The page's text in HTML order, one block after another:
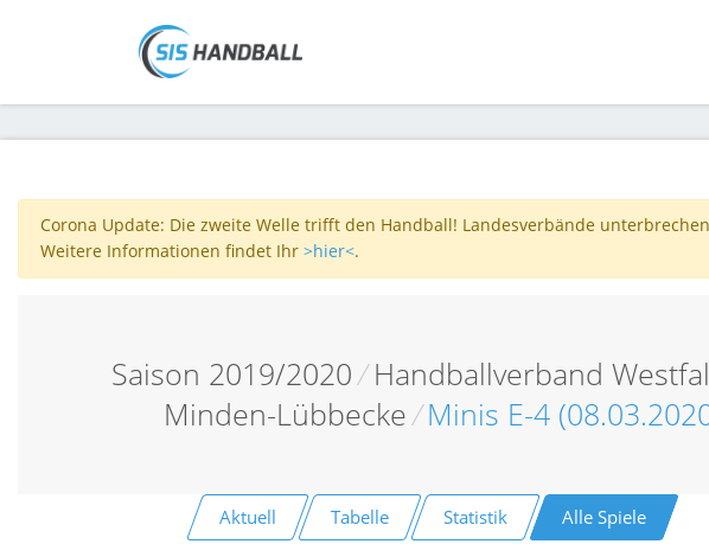
Corona Update: Die zweite Welle trifft den Handball! Landesverbände
Weitere Informationen findet Ihr >hier<.
Saison 2019/2020/ Handballverband
Minden-Lübbecke/Minis E-4
Aktuell Tabelle Statistik Alle Spiele